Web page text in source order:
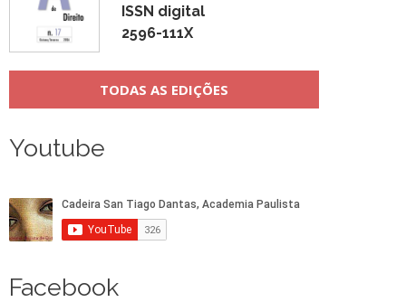
ISSN digital
2596-111X
TODAS AS EDIÇÕES
Youtube
Facebook